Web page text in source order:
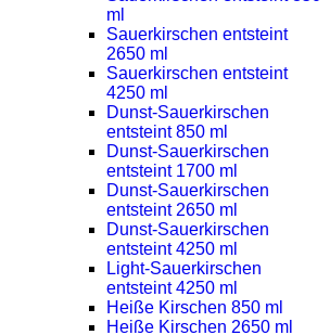
ml
Sauerkirschen entsteint
2650 ml
Sauerkirschen entsteint
4250 ml
Dunst-Sauerkirschen
entsteint 850 ml
Dunst-Sauerkirschen
entsteint 1700 ml
Dunst-Sauerkirschen
entsteint 2650 ml
Dunst-Sauerkirschen
entsteint 4250 ml
Light-Sauerkirschen
entsteint 4250 ml
Heiße Kirschen 850 ml
Heiße Kirschen 2650 ml